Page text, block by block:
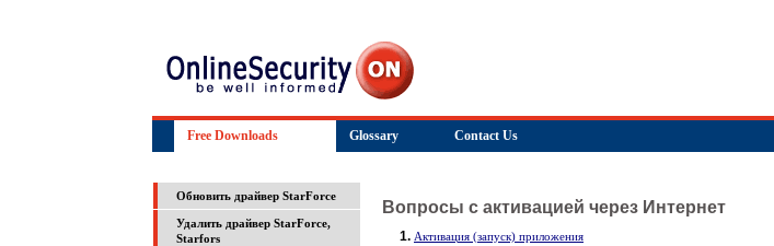
Free Downloads Glossary Contact Us
Обновить драйвер StarForce
Удалить драйвер StarForce,
Starfors
Вопросы c активацией через Интернет
1. Активация (запуск) приложения